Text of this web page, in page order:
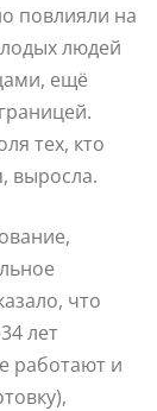
повлияли на
людей
ещё
тех, кто
выросла.
что
лет
работают и